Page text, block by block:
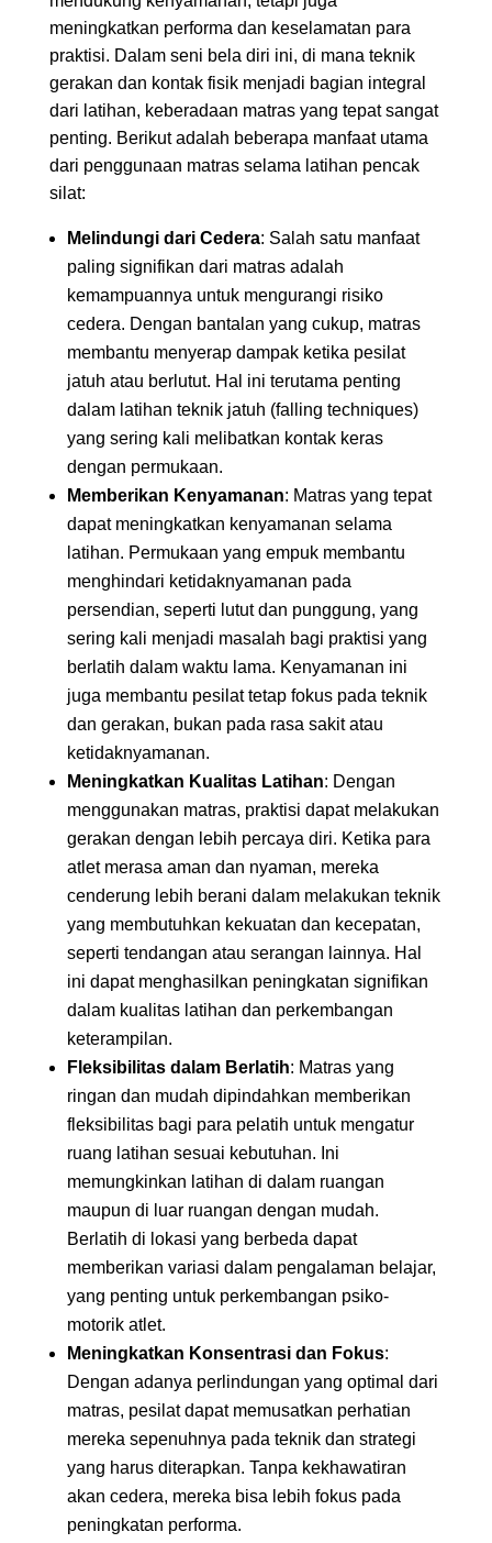
meningkatkan performa dan keselamatan para
praktisi. Dalam seni bela diri ini, di mana teknik
gerakan dan kontak fisik menjadi bagian integral
dari latihan, keberadaan matras yang tepat sangat
penting. Berikut adalah beberapa manfaat utama
dari penggunaan matras selama latihan pencak
silat:
Melindungi dari Cedera: Salah satu manfaat
paling signifikan dari matras adalah
kemampuannya untuk mengurangi risiko
cedera. Dengan bantalan yang cukup, matras
membantu menyerap dampak ketika pesilat
jatuh atau berlutut. Hal ini terutama penting
dalam latihan teknik jatuh (falling techniques)
yang sering kali melibatkan kontak keras
dengan permukaan.
Memberikan Kenyamanan: Matras yang tepat
dapat meningkatkan kenyamanan selama
latihan. Permukaan yang empuk membantu
menghindari ketidaknyamanan pada
persendian, seperti lutut dan punggung, yang
sering kali menjadi masalah bagi praktisi yang
berlatih dalam waktu lama. Kenyamanan ini
juga membantu pesilat tetap fokus pada teknik
dan gerakan, bukan pada rasa sakit atau
ketidaknyamanan.
Meningkatkan Kualitas Latihan: Dengan
menggunakan matras, praktisi dapat melakukan
gerakan dengan lebih percaya diri. Ketika para
atlet merasa aman dan nyaman, mereka
cenderung lebih berani dalam melakukan teknik
yang membutuhkan kekuatan dan kecepatan,
seperti tendangan atau serangan lainnya. Hal
ini dapat menghasilkan peningkatan signifikan
dalam kualitas latihan dan perkembangan
keterampilan.
Fleksibilitas dalam Berlatih: Matras yang
ringan dan mudah dipindahkan memberikan
fleksibilitas bagi para pelatih untuk mengatur
ruang latihan sesuai kebutuhan. Ini
memungkinkan latihan di dalam ruangan
maupun di luar ruangan dengan mudah.
Berlatih di lokasi yang berbeda dapat
memberikan variasi dalam pengalaman belajar,
yang penting untuk perkembangan psiko-
motorik atlet.
Meningkatkan Konsentrasi dan Fokus:
Dengan adanya perlindungan yang optimal dari
matras, pesilat dapat memusatkan perhatian
mereka sepenuhnya pada teknik dan strategi
yang harus diterapkan. Tanpa kekhawatiran
akan cedera, mereka bisa lebih fokus pada
peningkatan performa.